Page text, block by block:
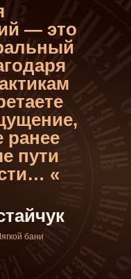
бани
— это
ранее
пути
«